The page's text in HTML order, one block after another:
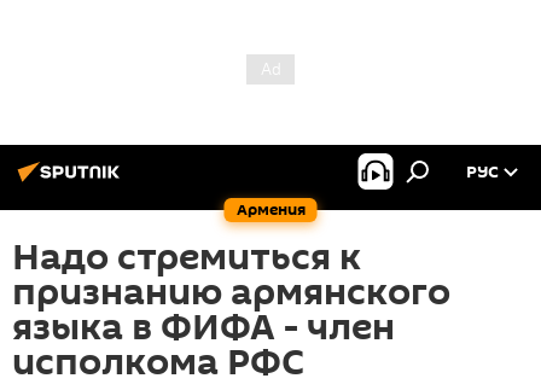
Армения
РУС
Надо стремиться к
признанию армянского
языка в ФИФА - член
исполкома РФС